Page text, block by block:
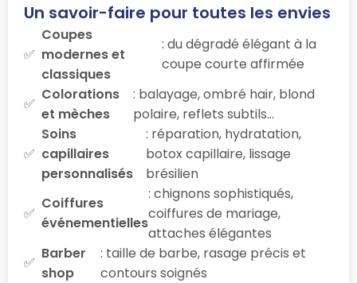
Un savoir-faire pour toutes les envies
Coupes
modernes et
classiques
: du dégradé élégant à la
coupe courte affirmée
Colorations
et mèches
: balayage, ombré hair, blond
polaire, reflets subtils…
Soins
capillaires
personnalisés
: réparation, hydratation,
botox capillaire, lissage
brésilien
Coiffures
événementielles
: chignons sophistiqués,
coiffures de mariage,
attaches élégantes
Barber
shop
: taille de barbe, rasage précis et
contours soignés